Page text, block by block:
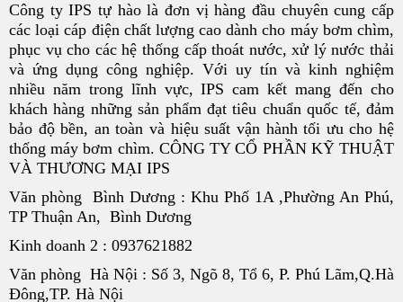
Công ty IPS tự hào là đơn vị hàng đầu chuyên cung cấp
các loại cáp điện chất lượng cao dành cho máy bơm chìm,
phục vụ cho các hệ thống cấp thoát nước, xử lý nước thải
và ứng dụng công nghiệp. Với uy tín và kinh nghiệm
nhiều năm trong lĩnh vực, IPS cam kết mang đến cho
khách hàng những sản phẩm đạt tiêu chuẩn quốc tế, đảm
bảo độ bền, an toàn và hiệu suất vận hành tối ưu cho hệ
thống máy bơm chìm. CÔNG TY CỔ PHẦN KỸ THUẬT
VÀ THƯƠNG MẠI IPS
Văn phòng Bình Dương : Khu Phố 1A ,Phường An Phú,
TP Thuận An, Bình Dương
Kinh doanh 2 : 0937621882
Văn phòng Hà Nội : Số 3, Ngõ 8, Tổ 6, P. Phú Lãm,Q.Hà
Đông,TP. Hà Nội